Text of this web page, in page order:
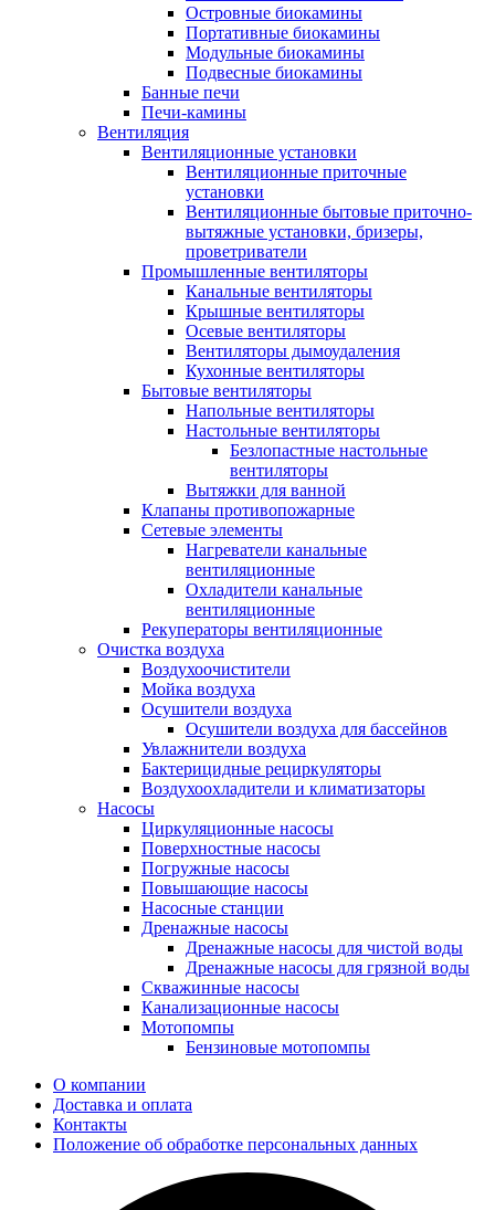
Островные биокамины
Портативные биокамины
Модульные биокамины
Подвесные биокамины
Банные печи
Печи-камины
Вентиляция
Вентиляционные установки
Вентиляционные приточные
установки
Вентиляционные бытовые приточно-
вытяжные установки, бризеры,
проветриватели
Промышленные вентиляторы
Канальные вентиляторы
Крышные вентиляторы
Осевые вентиляторы
Вентиляторы дымоудаления
Кухонные вентиляторы
Бытовые вентиляторы
Напольные вентиляторы
Настольные вентиляторы
Безлопастные настольные
вентиляторы
Вытяжки для ванной
Клапаны противопожарные
Сетевые элементы
Нагреватели канальные
вентиляционные
Охладители канальные
вентиляционные
Рекуператоры вентиляционные
Очистка воздуха
Воздухоочистители
Мойка воздуха
Осушители воздуха
Осушители воздуха для бассейнов
Увлажнители воздуха
Бактерицидные рециркуляторы
Воздухоохладители и климатизаторы
Насосы
Циркуляционные насосы
Поверхностные насосы
Погружные насосы
Повышающие насосы
Насосные станции
Дренажные насосы
Дренажные насосы для чистой воды
Дренажные насосы для грязной воды
Скважинные насосы
Канализационные насосы
Мотопомпы
Бензиновые мотопомпы
О компании
Доставка и оплата
Контакты
Положение об обработке персональных данных